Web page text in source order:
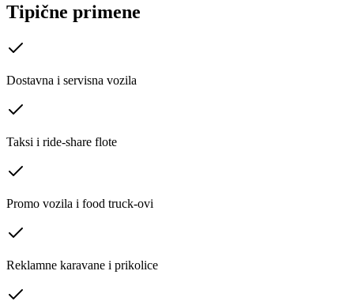
Tipične primene
Dostavna i servisna vozila
Taksi i ride-share flote
Promo vozila i food truck-ovi
Reklamne karavane i prikolice